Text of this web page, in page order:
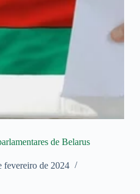
de Belarus
fevereiro de 2024